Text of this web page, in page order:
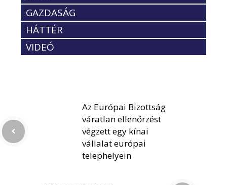
GAZDASÁG
HÁTTÉR
VIDEÓ
Az Európai Bizottság
váratlan ellenőrzést
végzett egy kínai
vállalat európai
telephelyein